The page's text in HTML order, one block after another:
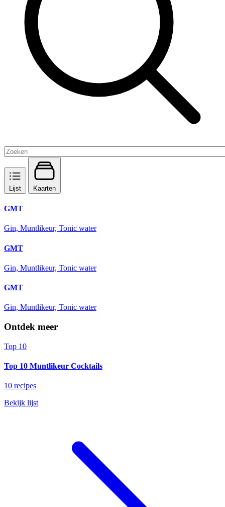
Lijst Kaarten
GMT
Gin, Muntlikeur, Tonic water
GMT
Gin, Muntlikeur, Tonic water
GMT
Gin, Muntlikeur, Tonic water
Ontdek meer
Top 10
Top 10 Muntlikeur Cocktails
10 recipes
Bekijk lijst